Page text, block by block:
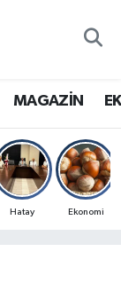
MAGAZİN
Hatay Ekonomi